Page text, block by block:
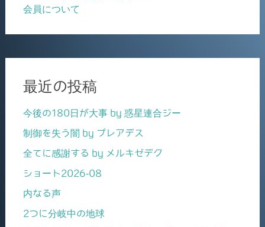
会員について
最近の投稿
今後の180日が大事 by 惑星連合ジー
制御を失う闇 by プレアデス
全てに感謝する by メルキゼデク
ショート2026-08
内なる声
2つに分岐中の地球